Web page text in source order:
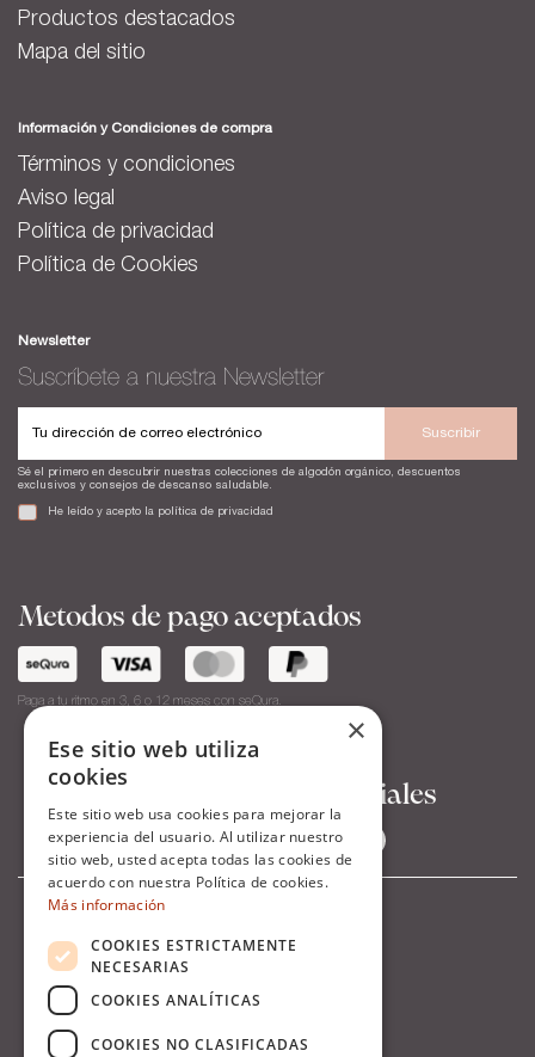
Productos destacados
Mapa del sitio
Información y Condiciones de compra
Términos y condiciones
Aviso legal
Política de privacidad
Política de Cookies
Newsletter
Suscríbete a nuestra Newsletter
Suscribir
Sé el primero en descubrir nuestras colecciones de algodón orgánico, descuentos
exclusivos y consejos de descanso saludable.
He leído y acepto la política de privacidad
Metodos de pago aceptados
Paga a tu ritmo en 3, 6 o 12 meses con seQura.
Síguenos en Redes Sociales
×
Ese sitio web utiliza
cookies
Este sitio web usa cookies para mejorar la
experiencia del usuario. Al utilizar nuestro
sitio web, usted acepta todas las cookies de
acuerdo con nuestra Política de cookies.
Más información
COOKIES ESTRICTAMENTE
NECESARIAS
COOKIES ANALÍTICAS
COOKIES NO CLASIFICADAS